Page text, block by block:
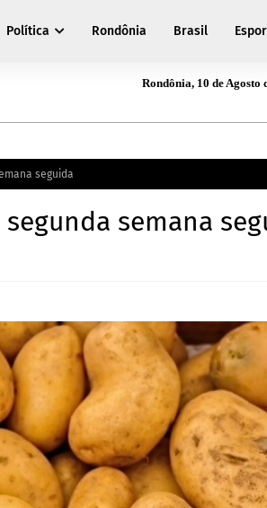
Política Rondônia Brasil
Rondônia, 10 de Agosto
seguida
semana